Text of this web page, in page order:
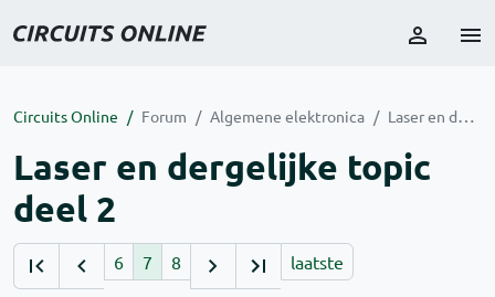
Circuits Online Forum Algemene elektronica Laser en dergelijke topic deel 2
Laser en dergelijke topic
deel 2
6 7 8 laatste